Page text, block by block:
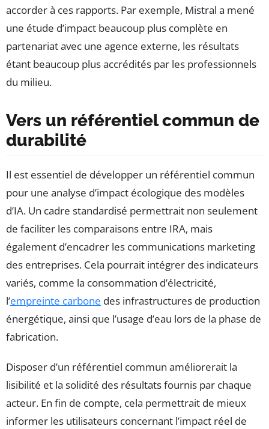
accorder à ces rapports. Par exemple, Mistral a mené
une étude d’impact beaucoup plus complète en
partenariat avec une agence externe, les résultats
étant beaucoup plus accrédités par les professionnels
du milieu.
Vers un référentiel commun de
durabilité
Il est essentiel de développer un référentiel commun
pour une analyse d’impact écologique des modèles
d’IA. Un cadre standardisé permettrait non seulement
de faciliter les comparaisons entre IRA, mais
également d’encadrer les communications marketing
des entreprises. Cela pourrait intégrer des indicateurs
variés, comme la consommation d’électricité,
l’empreinte carbone des infrastructures de production
énergétique, ainsi que l’usage d’eau lors de la phase de
fabrication.
Disposer d’un référentiel commun améliorerait la
lisibilité et la solidité des résultats fournis par chaque
acteur. En fin de compte, cela permettrait de mieux
informer les utilisateurs concernant l’impact réel de